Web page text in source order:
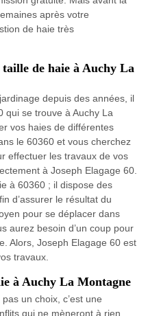
après votre
de haie très
de haie à Auchy La
depuis des années, il
qui se trouve à Auchy La
vos haies de différentes
le 60360 et vous cherchez
effectuer les travaux de vos
à Joseph Elagage 60.
à 60360 ; il dispose des
d’assurer le résultat du
pour se déplacer dans
aurez besoin d’un coup pour
Alors, Joseph Elagage 60 est
travaux.
à Auchy La Montagne
un choix, c’est une
qui ne mèneront à rien